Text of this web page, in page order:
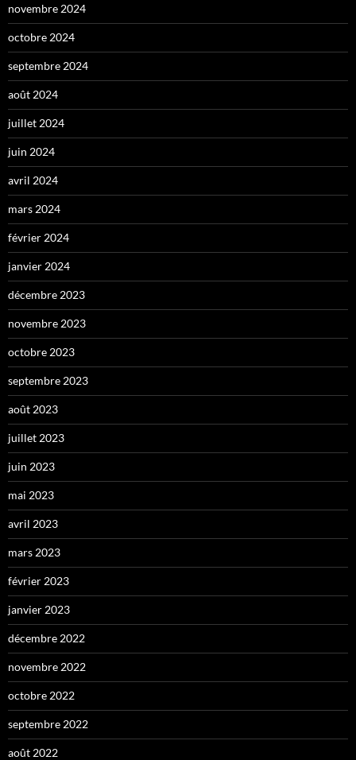
novembre 2024
octobre 2024
septembre 2024
août 2024
juillet 2024
juin 2024
avril 2024
mars 2024
février 2024
janvier 2024
décembre 2023
novembre 2023
octobre 2023
septembre 2023
août 2023
juillet 2023
juin 2023
mai 2023
avril 2023
mars 2023
février 2023
janvier 2023
décembre 2022
novembre 2022
octobre 2022
septembre 2022
août 2022